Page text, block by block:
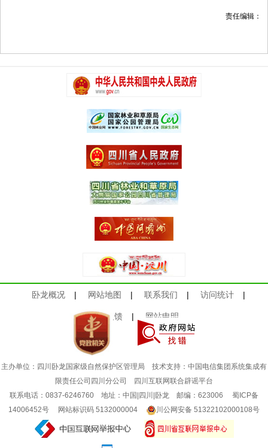
责任编辑：
卧龙概况 | 网站地图 | 联系我们 | 访问统计 |
意见反馈 | 网站申明
主办单位：四川卧龙国家级自然保护区管理局 技术支持：中国电信集团系统集成有
限责任公司四川分公司
四川互联网联合辟谣平台
联系电话：0837-6246760 地址：中国|四川|卧龙 邮编：623006 蜀ICP备
14006452号 网站标识码 5132000004 川公网安备 51322102000108号